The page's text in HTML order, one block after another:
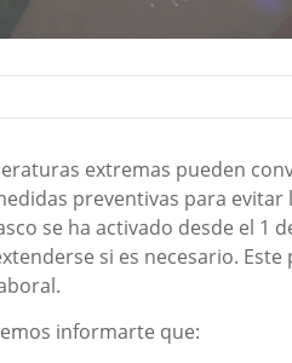
extremas pueden
preventivas para
se ha activado desde el 1
si es necesario.
informarte que: